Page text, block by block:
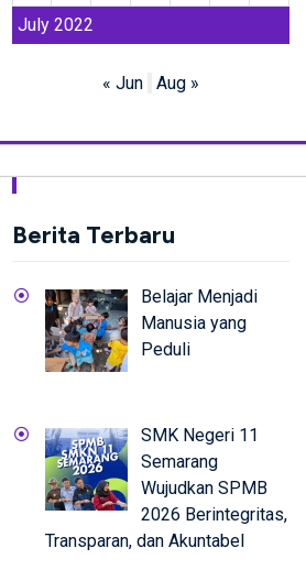
July 2022
« Jun Aug »
Berita Terbaru
Belajar Menjadi
Manusia yang
Peduli
SMK Negeri 11
Semarang
Wujudkan SPMB
2026 Berintegritas,
Transparan, dan Akuntabel